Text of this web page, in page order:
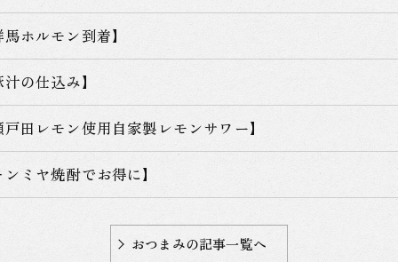
ホルモン到着】
の仕込み】
田レモン使用自家製レモンサワー】
ミヤ焼酎でお得に】
おつまみの記事一覧へ